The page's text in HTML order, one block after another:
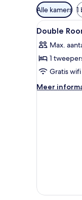
Beschikbare
filters
voor
Alle kamers 1
Alle
foto's
voor
Double
Room
laden
4
Double
Max.
1
Gratis wifi
Meer
Meer